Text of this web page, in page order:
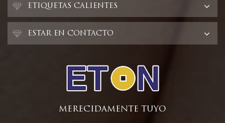
ETIQUETAS CALIENTES
ESTAR EN CONTACTO
MERECIDAMENTE TUYO